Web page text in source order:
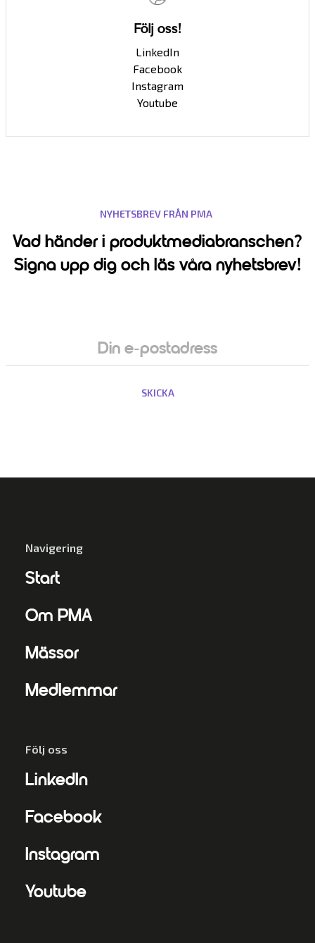
Följ oss!
LinkedIn
Facebook
Instagram
Youtube
NYHETSBREV FRÅN PMA
Vad händer i produktmediabranschen?
Signa upp dig och läs våra nyhetsbrev!
Navigering
Start
Om PMA
Mässor
Medlemmar
Följ oss
LinkedIn
Facebook
Instagram
Youtube